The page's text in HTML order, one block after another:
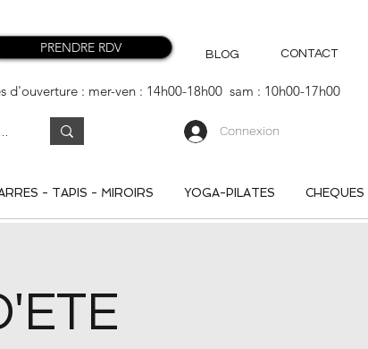
PRENDRE RDV BLOG CONTACT
d'ouverture : mer-ven : 14h00-18h00 sam : 10h00-17h00
Connexion
- TAPIS - MIROIRS YOGA-PILATES CHEQUES